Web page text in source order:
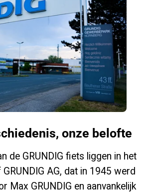
onze belofte
de GRUNDIG fiets liggen in het
AG, dat in 1945 werd
Max GRUNDIG en aanvankelijk